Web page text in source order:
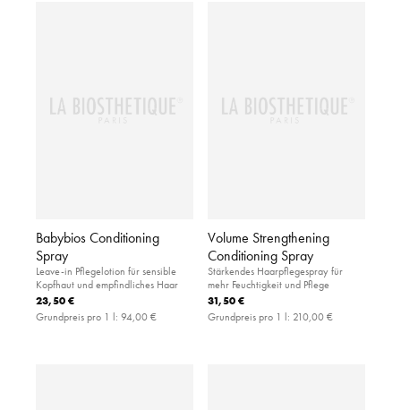
Babybios Conditioning
Spray
Leave-in Pflegelotion für sensible
Kopfhaut und empfindliches Haar
23,50 €
Grundpreis pro 1 l: 94,00 €
Volume Strengthening
Conditioning Spray
Stärkendes Haarpflegespray für
mehr Feuchtigkeit und Pflege
31,50 €
Grundpreis pro 1 l: 210,00 €